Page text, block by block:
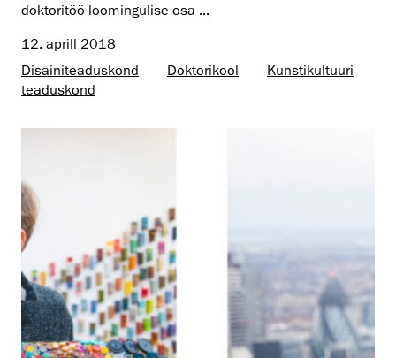
doktoritöö loomingulise osa ...
12. aprill 2018
Disaini­­teaduskond
Doktorikool
Kunsti­kultuuri
teaduskond